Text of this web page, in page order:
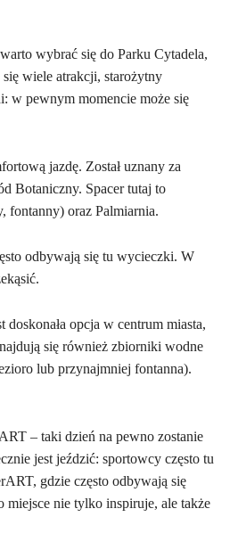
wybrać się do Parku Cytadela,
wiele atrakcji, starożytny
w pewnym momencie może się
jazdę. Został uznany za
Botaniczny. Spacer tutaj to
fontanny) oraz Palmiarnia.
odbywają się tu wycieczki. W
opcja w centrum miasta,
się również zbiorniki wodne
lub przynajmniej fontanna).
– taki dzień na pewno zostanie
jest jeździć: sportowcy często tu
gdzie często odbywają się
nie tylko inspiruje, ale także